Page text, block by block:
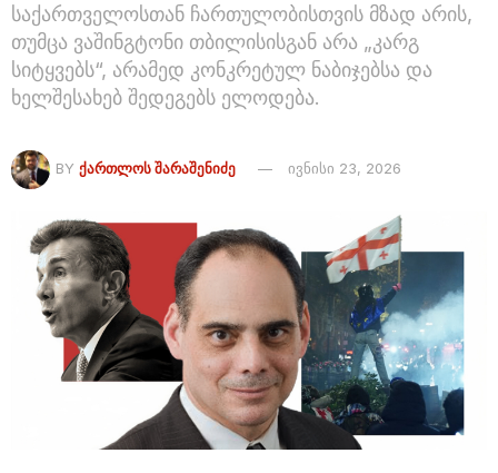
საქართველოსთან ჩართულობისთვის მზად არის,
თუმცა ვაშინგტონი თბილისისგან არა „კარგ
სიტყვებს“, არამედ კონკრეტულ ნაბიჯებსა და
ხელშესახებ შედეგებს ელოდება.
BY ᲥᲐᲠᲗᲚᲝᲡ ᲨᲐᲠᲐᲨᲔᲜᲘᲫᲔ ივნისი 23, 2026